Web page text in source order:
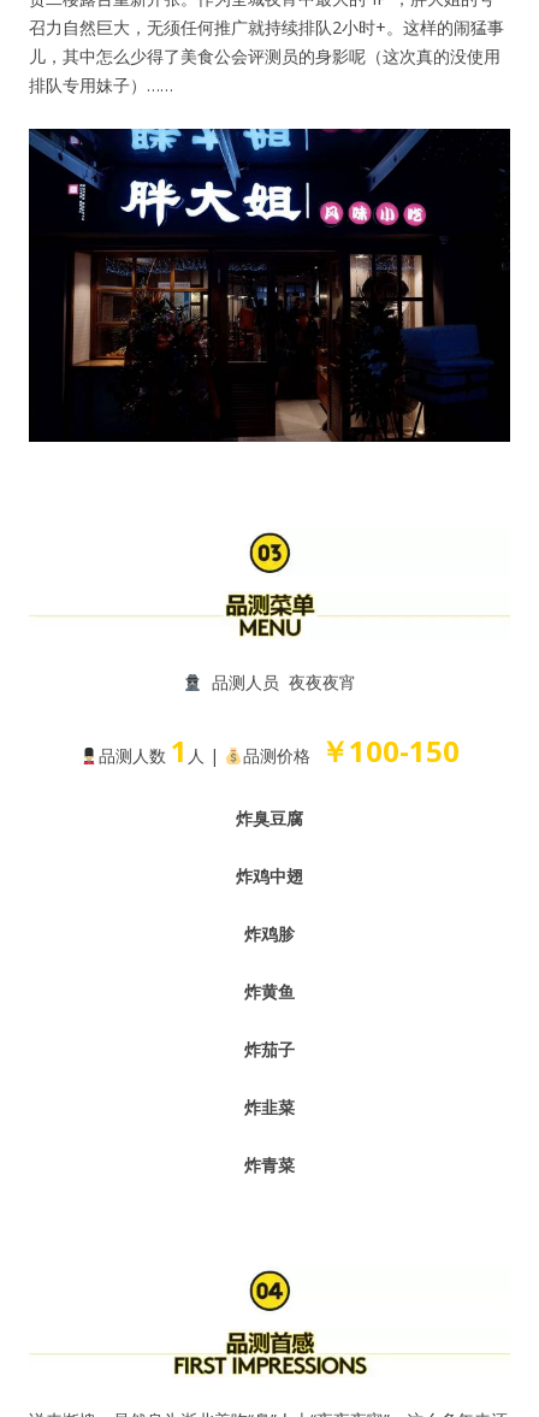
召力自然巨大，无须任何推广就持续排队2小时+。这样的闹猛事
儿，其中怎么少得了美食公会评测员的身影呢（这次真的没使用
排队专用妹子）……
品测人员 夜夜夜宵
品测人数 1 人 | 品测价格 ￥100-150
炸臭豆腐
炸鸡中翅
炸鸡胗
炸黄鱼
炸茄子
炸韭菜
炸青菜